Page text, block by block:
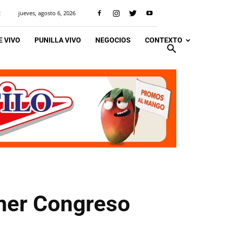
jueves, agosto 6, 2026
VIVO PUNILLA VIVO NEGOCIOS CONTEXTO
Congreso